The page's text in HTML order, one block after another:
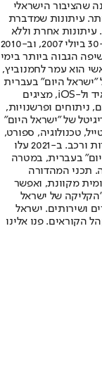
שהציבור הישראלי
עיתונות שמדברת
עיתונות אחרת וללא
תשלום. המהדורה המודפסת הראשונה פורסמה ב-30 ביולי 2007, וב-2010
הגבוה ביותר בימי
הוא עמר לחמנוביץ,
"ישראל היום" בעברית
ובאנגלית, כמו כן היישומונים (אפליקציות) לאנדרואיד ול-iOS, מציגים
ניתוחים ופרשנויות,
של "ישראל היום"
טכנולוגיה, ספורט,
כלכלה וצרכנות, בריאות, חיילים, אוכל, יהדות, תיירות ורכב. ב-2021 עלו
בעברית, במטרה
תכני המהדורה
מקוונת, ואפשר
"הקליקה של ישראל
ושירותים. ישראל
הקוראים. פנו אלינו